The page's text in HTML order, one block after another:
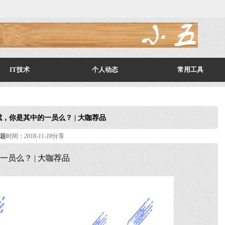
IT技术 个人动态 常用工具
你是其中的一员么？ | 大咖荐品
时间： 2018-11-18分享
员么？ | 大咖荐品